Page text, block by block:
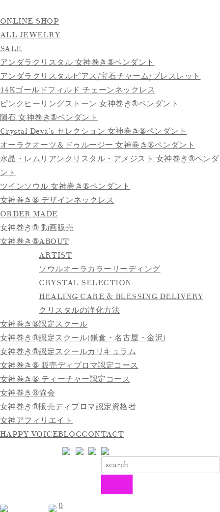
ONLINE SHOP
ALL JEWELRY
SALE
アンダラクリスタル 女神巻き®ペンダント
アンダラクリスタルピアス/宝石チャーム/ブレスレット
14Kゴールドフィルド チェーンネックレス
ピンクヒーリングストーン 女神巻き®ペンダント
隕石 女神巻き®ペンダント
Crystal Deva’s セレクション 女神巻き®ペンダント
オーラクオーツ＆ドゥルージー 女神巻き®ペンダント
水晶・レムリアンクリスタル・アメジスト 女神巻き®ペンダ
ント
ツインソウル 女神巻き®ペンダント
女神巻き® デザインネックレス
ORDER MADE
女神巻き® 動画販売
女神巻き®ABOUT
ARTIST
ソウルオーラカラーリーディング
CRYSTAL SELECTION
HEALING CARE & BLESSING DELIVERY
クリスタルの浄化方法
女神巻き®認定スクール
女神巻き®認定スクール(鎌倉・名古屋・金沢)
女神巻き®認定スクールカリキュラム
女神巻き® 販売ディプロマ認定コース
女神巻き® ティーチャー認定コース
女神巻き®協会
女神巻き®販売ディプロマ認定資格者
女神アフィリエイト
HAPPY VOICEBLOGCONTACT
0